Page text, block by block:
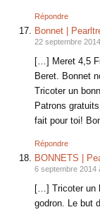
Répondre
Bonnet |
22 septembre
[…] Meret 4,5
Beret. Bonnet
Tricoter un
Patrons
fait pour toi!
Répondre
BONNETS |
6 septembre 2014
[…] Tricoter un
godron. Le but